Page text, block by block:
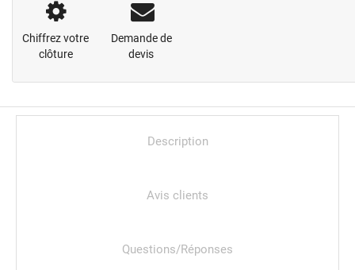
Chiffrez votre
clôture
Demande de
devis
Description
Avis clients
Questions/Réponses